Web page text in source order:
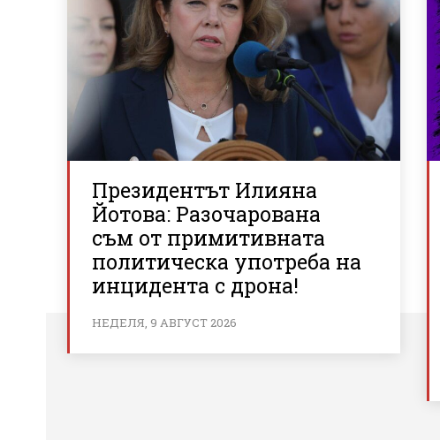
Президентът Илияна
Йотова: Разочарована
съм от примитивната
политическа употреба на
инцидента с дрона!
НЕДЕЛЯ, 9 АВГУСТ 2026